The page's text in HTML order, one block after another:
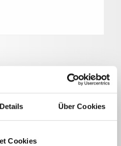
Details Über Cookies
Cookies
mm, ohne Düse,